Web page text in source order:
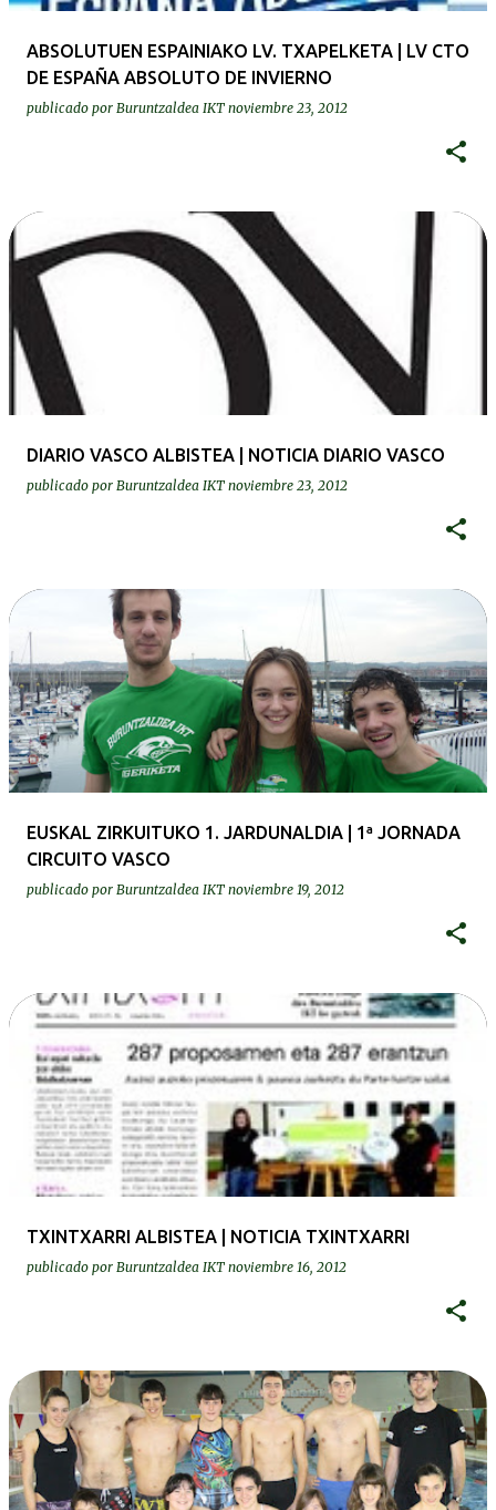
ABSOLUTUEN ESPAINIAKO LV. TXAPELKETA | LV CTO
DE ESPAÑA ABSOLUTO DE INVIERNO
publicado por Buruntzaldea IKT noviembre 23, 2012
DIARIO VASCO ALBISTEA | NOTICIA DIARIO VASCO
publicado por Buruntzaldea IKT noviembre 23, 2012
EUSKAL ZIRKUITUKO 1. JARDUNALDIA | 1ª JORNADA
CIRCUITO VASCO
publicado por Buruntzaldea IKT noviembre 19, 2012
TXINTXARRI ALBISTEA | NOTICIA TXINTXARRI
publicado por Buruntzaldea IKT noviembre 16, 2012